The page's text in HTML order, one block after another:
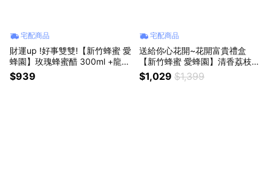
宅配商品
財運up !好事雙雙!【新竹蜂蜜 愛
蜂園】玫瑰蜂蜜醋 300ml +龍眼
蜂蜜 430ml 禮盒裝
$939
宅配商品
送給你心花開~花開富貴禮盒
【新竹蜂蜜 愛蜂園】清香荔枝蜂
蜜700g+玫瑰蜂蜜醋500ml
$1,029 $1,399